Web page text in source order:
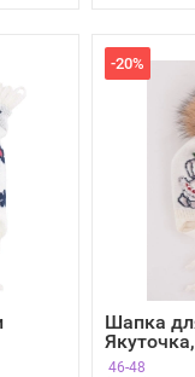
-20%
Шапка
кра...
46-48